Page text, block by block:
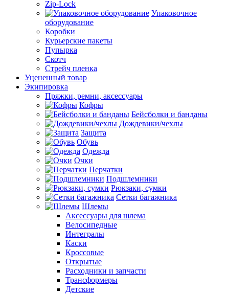
Zip-Lock
Упаковочное
оборудование
Коробки
Курьерские пакеты
Пупырка
Скотч
Стрейч пленка
Уцененный товар
Экипировка
Пряжки, ремни, аксессуары
Кофры
Бейсболки и банданы
Дождевики/чехлы
Защита
Обувь
Одежда
Очки
Перчатки
Подшлемники
Рюкзаки, сумки
Сетки багажника
Шлемы
Аксессуары для шлема
Велосипедные
Интегралы
Каски
Кроссовые
Открытые
Расходники и запчасти
Трансформеры
Детские